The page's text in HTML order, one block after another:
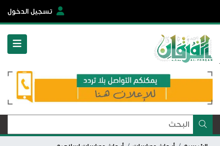
تسجيل الدخول